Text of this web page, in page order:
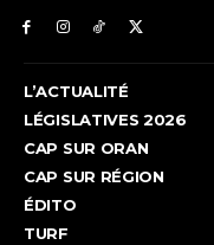
L’ACTUALITÉ
LÉGISLATIVES 2026
CAP SUR ORAN
CAP SUR RÉGION
ÉDITO
TURF